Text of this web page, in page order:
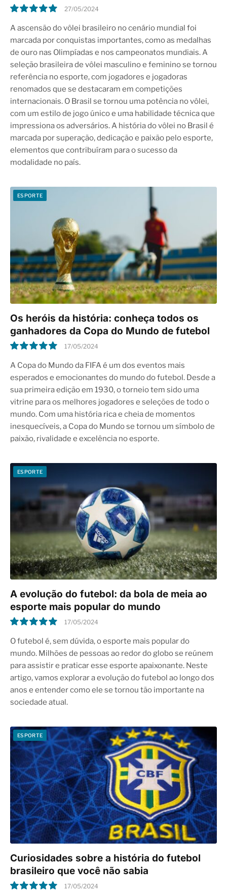
10.0
27/05/2024
A ascensão do vôlei brasileiro no cenário mundial foi
marcada por conquistas importantes, como as medalhas
de ouro nas Olimpíadas e nos campeonatos mundiais. A
seleção brasileira de vôlei masculino e feminino se tornou
referência no esporte, com jogadores e jogadoras
renomados que se destacaram em competições
internacionais. O Brasil se tornou uma potência no vôlei,
com um estilo de jogo único e uma habilidade técnica que
impressiona os adversários. A história do vôlei no Brasil é
marcada por superação, dedicação e paixão pelo esporte,
elementos que contribuíram para o sucesso da
modalidade no país.
ESPORTE
Os heróis da história: conheça todos os
ganhadores da Copa do Mundo de futebol
10.0
17/05/2024
A Copa do Mundo da FIFA é um dos eventos mais
esperados e emocionantes do mundo do futebol. Desde a
sua primeira edição em 1930, o torneio tem sido uma
vitrine para os melhores jogadores e seleções de todo o
mundo. Com uma história rica e cheia de momentos
inesquecíveis, a Copa do Mundo se tornou um símbolo de
paixão, rivalidade e excelência no esporte.
ESPORTE
A evolução do futebol: da bola de meia ao
esporte mais popular do mundo
10.0
17/05/2024
O futebol é, sem dúvida, o esporte mais popular do
mundo. Milhões de pessoas ao redor do globo se reúnem
para assistir e praticar esse esporte apaixonante. Neste
artigo, vamos explorar a evolução do futebol ao longo dos
anos e entender como ele se tornou tão importante na
sociedade atual.
ESPORTE
Curiosidades sobre a história do futebol
brasileiro que você não sabia
17/05/2024